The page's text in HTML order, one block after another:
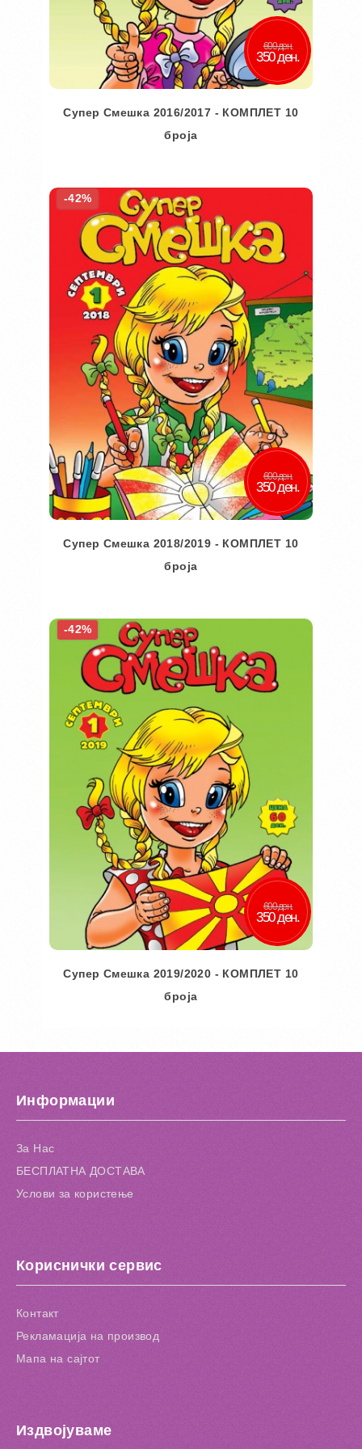
600 ден.
350 ден.
Супер Смешка 2016/2017 - КОМПЛЕТ 10
броја
Во кошничка
Додај во желби
Додај за споредба
-42%
600 ден.
350 ден.
Супер Смешка 2018/2019 - КОМПЛЕТ 10
броја
Во кошничка
Додај во желби
Додај за споредба
-42%
600 ден.
350 ден.
Супер Смешка 2019/2020 - КОМПЛЕТ 10
броја
Информации
За Нас
БЕСПЛАТНА ДОСТАВА
Услови за користење
Кориснички сервис
Контакт
Рекламација на производ
Мапа на сајтот
Издвојуваме